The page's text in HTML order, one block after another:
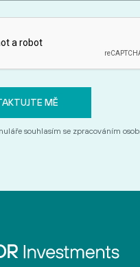
souhlasím se zpracováním